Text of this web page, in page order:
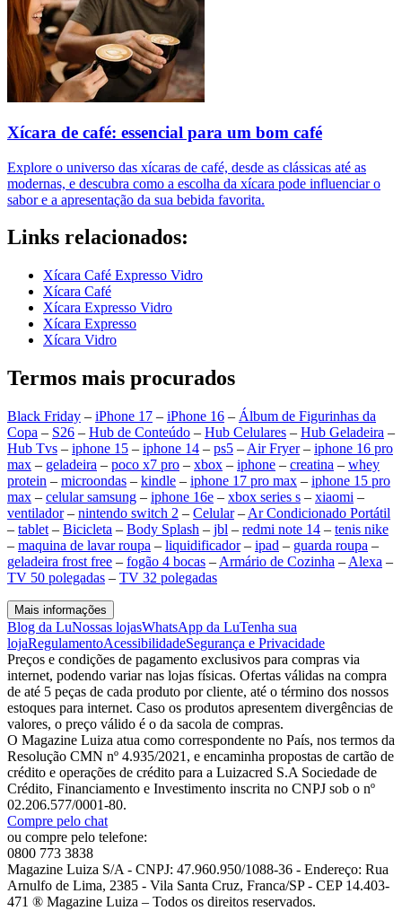
Xícara de café: essencial para um bom café
Explore o universo das xícaras de café, desde as clássicas até as
modernas, e descubra como a escolha da xícara pode influenciar o
sabor e a apresentação da sua bebida favorita.
Links relacionados:
Xícara Café Expresso Vidro
Xícara Café
Xícara Expresso Vidro
Xícara Expresso
Xícara Vidro
Termos mais procurados
Black Friday – iPhone 17 – iPhone 16 – Álbum de Figurinhas da
Copa – S26 – Hub de Conteúdo – Hub Celulares – Hub Geladeira –
Hub Tvs – iphone 15 – iphone 14 – ps5 – Air Fryer– iphone 16 pro
max – geladeira – poco x7 pro – xbox – iphone – creatina – whey
protein – microondas – kindle – iphone 17 pro max – iphone 15 pro
max – celular samsung – iphone 16e – xbox series s – xiaomi –
ventilador– nintendo switch 2 – Celular– Ar Condicionado Portátil
– tablet – Bicicleta – Body Splash – jbl – redmi note 14 – tenis nike
– maquina de lavar roupa – liquidificador– ipad – guarda roupa –
geladeira frost free – fogão 4 bocas – Armário de Cozinha – Alexa –
TV 50 polegadas – TV 32 polegadas
Mais informações
Blog da LuNossas lojasWhatsApp da LuTenha sua
lojaRegulamentoAcessibilidadeSegurança e Privacidade
Preços e condições de pagamento exclusivos para compras via
internet, podendo variar nas lojas físicas. Ofertas válidas na compra
de até 5 peças de cada produto por cliente, até o término dos nossos
estoques para internet. Caso os produtos apresentem divergências de
valores, o preço válido é o da sacola de compras.
O Magazine Luiza atua como correspondente no País, nos termos da
Resolução CMN nº 4.935/2021, e encaminha propostas de cartão de
crédito e operações de crédito para a Luizacred S.A Sociedade de
Crédito, Financiamento e Investimento inscrita no CNPJ sob o nº
02.206.577/0001-80.
Compre pelo chat
ou compre pelo telefone:
0800 773 3838
Magazine Luiza S/A - CNPJ: 47.960.950/1088-36 - Endereço: Rua
Arnulfo de Lima, 2385 - Vila Santa Cruz, Franca/SP - CEP 14.403-
471 ® Magazine Luiza – Todos os direitos reservados.